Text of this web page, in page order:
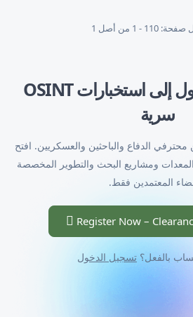
10 1 - 1 من أصل 1
احصل على وصول إلى استخبارات OSINT
سرية
الدفاع والباحثين والعسكريين. افتح
المعدات ومشاريع البحث والتطوير المخصصة
المعتمدين فقط.
Register Now –
بالفعل؟ تسجيل الدخول